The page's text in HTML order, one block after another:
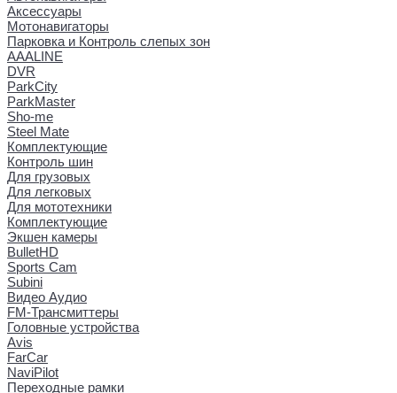
Аксессуары
Мотонавигаторы
Парковка и Контроль слепых зон
AAALINE
DVR
ParkCity
ParkMaster
Sho-me
Steel Mate
Комплектующие
Контроль шин
Для грузовых
Для легковых
Для мототехники
Комплектующие
Экшен камеры
BulletHD
Sports Cam
Subini
Видео Аудио
FM-Трансмиттеры
Головные устройства
Avis
FarCar
NaviPilot
Переходные рамки